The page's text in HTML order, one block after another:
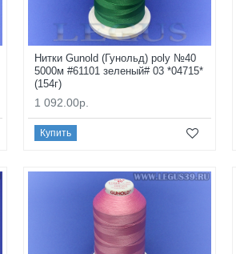
Нитки Gunold (Гунольд) poly №40
5000м #61101 зеленый# 03 *04715*
(154г)
1 092.00р.
Купить